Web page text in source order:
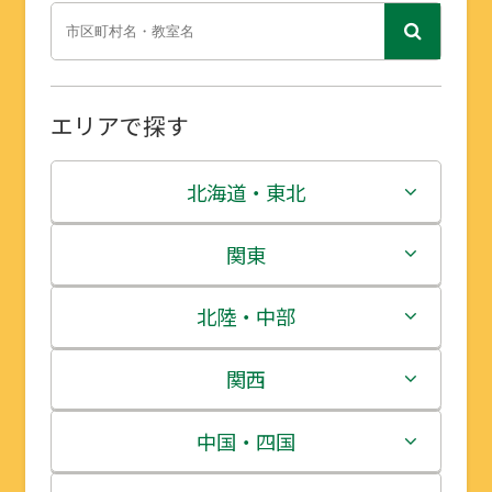
エリアで探す
北海道・東北
北海道
青森県
岩手県
宮城県
関東
茨城県
栃木県
群馬県
北陸・中部
新潟県
富山県
関西
三重県
中国・四国